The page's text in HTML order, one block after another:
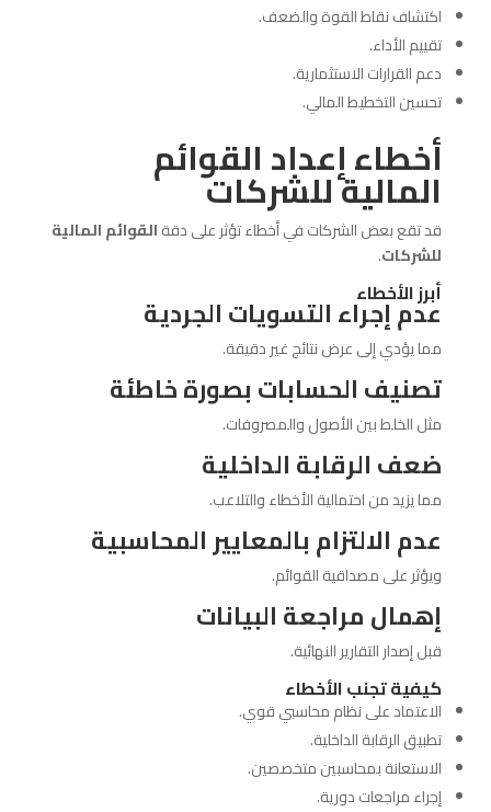
اكتشاف نقاط القوة والضعف.
تقييم الأداء.
دعم القرارات الاستثمارية.
تحسين التخطيط المالي.
أخطاء إعداد القوائم
المالية للشركات
قد تقع بعض الشركات في أخطاء تؤثر على دقةالقوائم المالية
للشركات.
أبرز الأخطاء
عدم إجراء التسويات الجردية
مما يؤدي إلى عرض نتائج غير دقيقة.
تصنيف الحسابات بصورة خاطئة
مثل الخلط بين الأصول والمصروفات.
ضعف الرقابة الداخلية
مما يزيد من احتمالية الأخطاء والتلاعب.
عدم الالتزام بالمعايير المحاسبية
ويؤثر على مصداقية القوائم.
إهمال مراجعة البيانات
قبل إصدار التقارير النهائية.
كيفية تجنب الأخطاء
الاعتماد على نظام محاسبي قوي.
تطبيق الرقابة الداخلية.
الاستعانة بمحاسبين متخصصين.
إجراء مراجعات دورية.